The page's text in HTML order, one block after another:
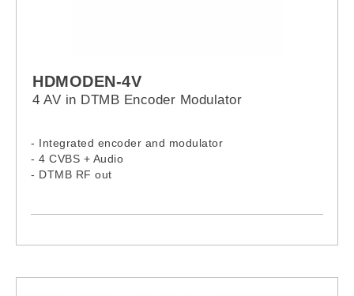
HDMODEN-4V
4 AV in DTMB Encoder Modulator
- Integrated encoder and modulator
- 4 CVBS + Audio
- DTMB RF out